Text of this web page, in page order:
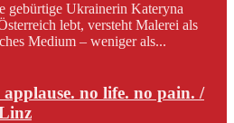
gebürtige Ukrainerin Kateryna
lebt, versteht Malerei als
Medium – weniger als...
no life. no pain. /